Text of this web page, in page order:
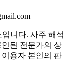
니다. 사주 해석
된 전문가의 상
용자 본인의 판